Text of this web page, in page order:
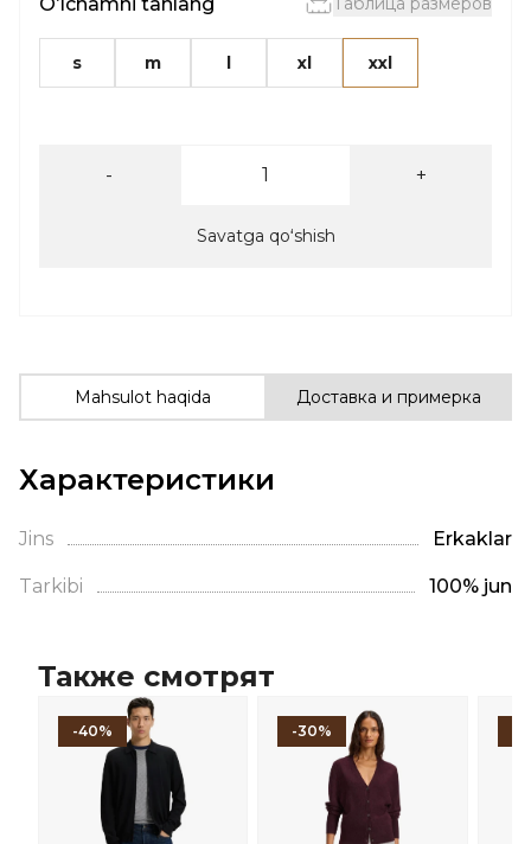
s m l xl xxl
- +
Savatga qoʻshish
Mahsulot haqida Доставка и примерка
Характеристики
Jins Erkaklar
Tarkibi 100% jun
Также смотрят
-40% -30%